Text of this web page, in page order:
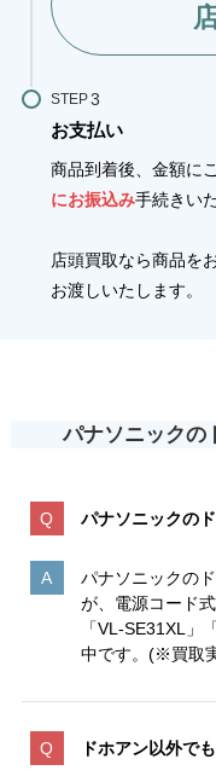
STEP
お支払い
商品到着後、金額に
にお振込み手続きい
店頭買取なら商品を
お渡しいたします。
パナソニックの
パナソニックの
パナソニックの
が、電源コード
「VL-SE31XL」
中です。(※買取
ドホアン以外で